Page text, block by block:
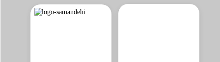
عمر باتری هدفون در حالت مکالمه